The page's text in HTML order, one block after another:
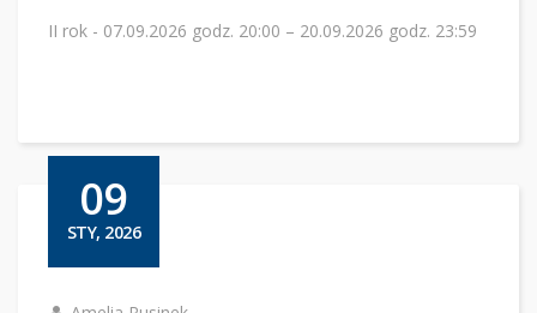
II rok - 07.09.2026 godz. 20:00 – 20.09.2026 godz. 23:59
09
STY, 2026